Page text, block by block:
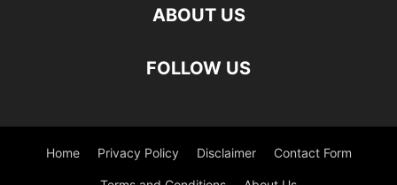
ABOUT US
FOLLOW US
Home Privacy Policy Disclaimer Contact Form